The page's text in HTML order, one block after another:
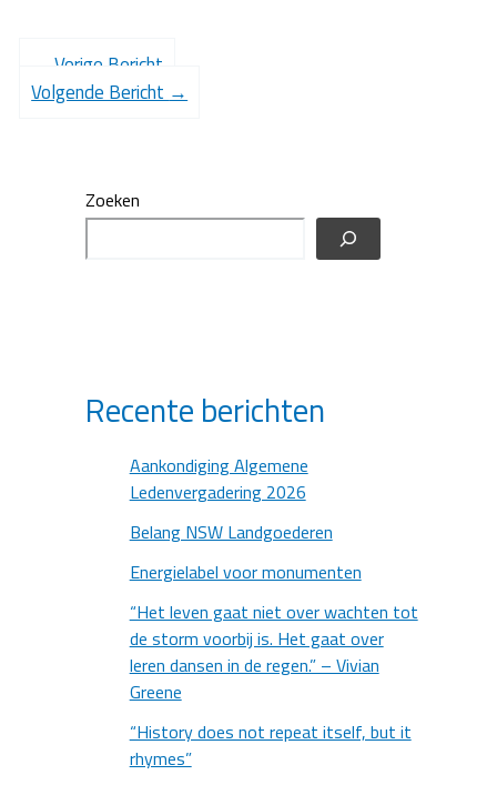
Vorige Bericht
Volgende Bericht →
Zoeken
Recente berichten
Aankondiging Algemene
Ledenvergadering 2026
Belang NSW Landgoederen
Energielabel voor monumenten
“Het leven gaat niet over wachten tot
de storm voorbij is. Het gaat over
leren dansen in de regen.” – Vivian
Greene
“History does not repeat itself, but it
rhymes”